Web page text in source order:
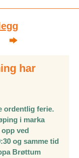
har
ordentlig ferie.
i marka
ved
og samme tid
Brøttum